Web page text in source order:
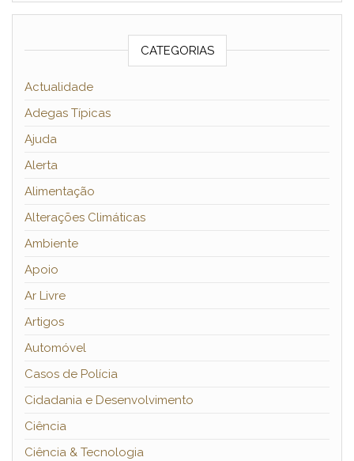
CATEGORIAS
Actualidade
Adegas Típicas
Ajuda
Alerta
Alimentação
Alterações Climáticas
Ambiente
Apoio
Ar Livre
Artigos
Automóvel
Casos de Polícia
Cidadania e Desenvolvimento
Ciência
Ciência & Tecnologia